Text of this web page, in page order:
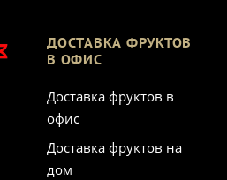
ДОСТАВКА ФРУКТОВ
В ОФИС
Доставка фруктов в
офис
Доставка фруктов на
дом